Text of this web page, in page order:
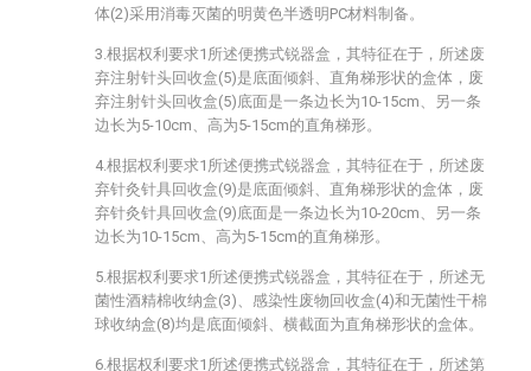
体(2)采用消毒灭菌的明黄色半透明PC材料制备。
3.根据权利要求1所述便携式锐器盒，其特征在于，所述废
弃注射针头回收盒(5)是底面倾斜、直角梯形状的盒体，废
弃注射针头回收盒(5)底面是一条边长为10-15cm、另一条
边长为5-10cm、高为5-15cm的直角梯形。
4.根据权利要求1所述便携式锐器盒，其特征在于，所述废
弃针灸针具回收盒(9)是底面倾斜、直角梯形状的盒体，废
弃针灸针具回收盒(9)底面是一条边长为10-20cm、另一条
边长为10-15cm、高为5-15cm的直角梯形。
5.根据权利要求1所述便携式锐器盒，其特征在于，所述无
菌性酒精棉收纳盒(3)、感染性废物回收盒(4)和无菌性干棉
球收纳盒(8)均是底面倾斜、横截面为直角梯形状的盒体。
6.根据权利要求1所述便携式锐器盒，其特征在于，所述第